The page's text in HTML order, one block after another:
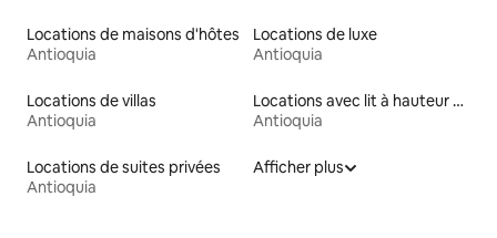
Locations de maisons d'hôtes
Antioquia
Locations de luxe
Antioquia
Locations de villas
Antioquia
Locations avec lit à hauteur adaptée
Antioquia
Locations de suites privées
Antioquia
Afficher plus